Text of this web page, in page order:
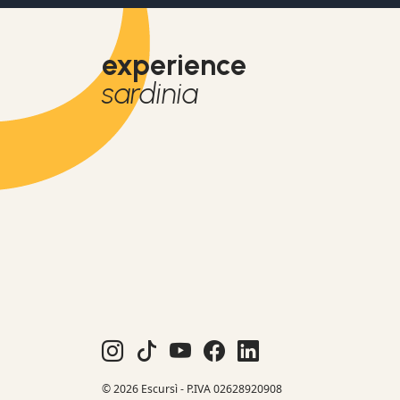
experience
sardinia
© 2026 Escursì - P.IVA 02628920908